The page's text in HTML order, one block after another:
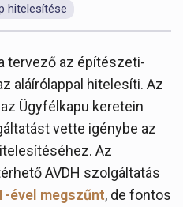
hitelesítése
tervező az építészeti-
aláírólappal hitelesíti. Az
Ügyfélkapu keretein
vette igénybe az
Az
AVDH szolgáltatás
ével megszűnt, de fontos